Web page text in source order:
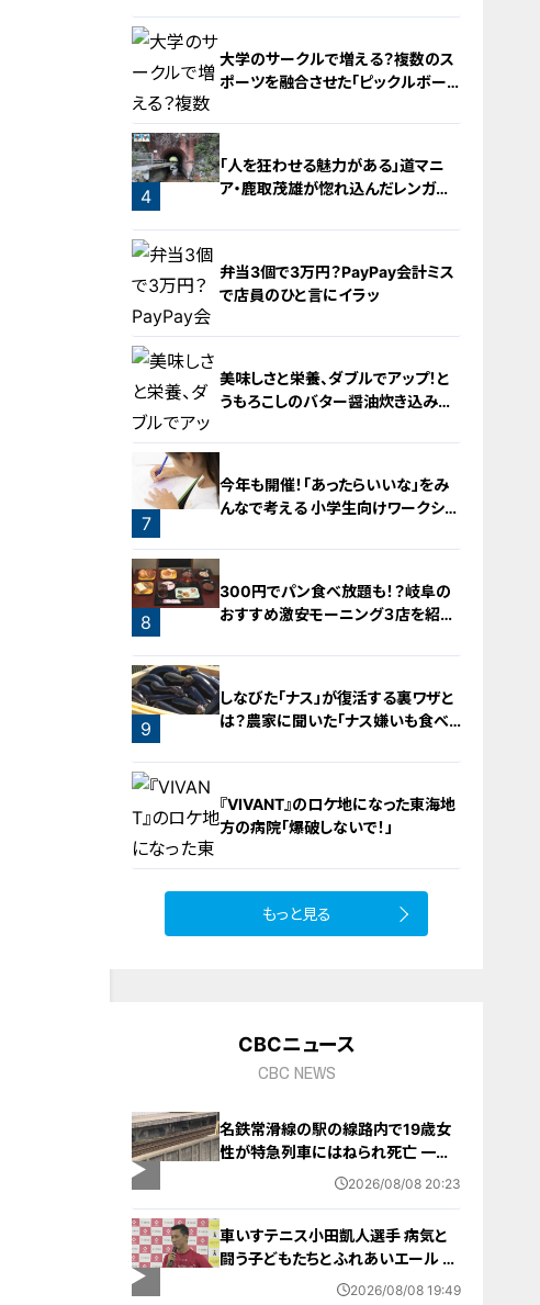
3
大学のサークルで増える？複数のス
ポーツを融合させた「ピックルボー
4
「人を狂わせる魅力がある」道マニ
ア・鹿取茂雄が惚れ込んだレンガの
5
弁当3個で3万円？PayPay会計ミス
で店員のひと言にイラッ
6
美味しさと栄養、ダブルでアップ！と
うもろこしのバター醤油炊き込みご
7
今年も開催！「あったらいいな」をみ
んなで考える 小学生向けワークショ
8
300円でパン食べ放題も！？岐阜の
おすすめ激安モーニング３店を紹
9
しなびた「ナス」が復活する裏ワザと
は？農家に聞いた「ナス嫌いも食べ
『VIVANT』のロケ地になった東海地
方の病院「爆破しないで！」
もっと見る
CBCニュース
CBC NEWS
名鉄常滑線の駅の線路内で19歳女
性が特急列車にはねられ死亡 一部
区間で一時運転見合わせに お盆休
2026/08/08 20:23
車いすテニス小田凱人選手 病気と
闘う子どもたちとふれあいエール ス
ポーツの楽しさ伝える 名古屋・緑区
2026/08/08 19:49